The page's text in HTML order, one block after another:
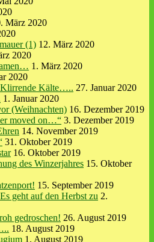
März 2020
(1) 12. März 2020
2020
1. März 2020
2020
Klirrende Kälte….. 27. Januar 2020
1. Januar 2020
(Weihnachten) 16. Dezember 2019
moved on…“ 3. Dezember 2019
14. November 2019
31. Oktober 2019
16. Oktober 2019
des Winzerjahres 15. Oktober
15. September 2019
geht auf den Herbst zu 2.
gedroschen! 26. August 2019
18. August 2019
1. August 2019